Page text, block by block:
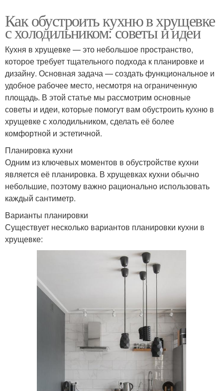
Как обустроить кухню в хрущевке
с холодильником: советы и идеи
Кухня в хрущевке — это небольшое пространство,
которое требует тщательного подхода к планировке и
дизайну. Основная задача — создать функциональное и
удобное рабочее место, несмотря на ограниченную
площадь. В этой статье мы рассмотрим основные
советы и идеи, которые помогут вам обустроить кухню в
хрущевке с холодильником, сделать её более
комфортной и эстетичной.
Планировка кухни
Одним из ключевых моментов в обустройстве кухни
является её планировка. В хрущевках кухни обычно
небольшие, поэтому важно рационально использовать
каждый сантиметр.
Варианты планировки
Существует несколько вариантов планировки кухни в
хрущевке: